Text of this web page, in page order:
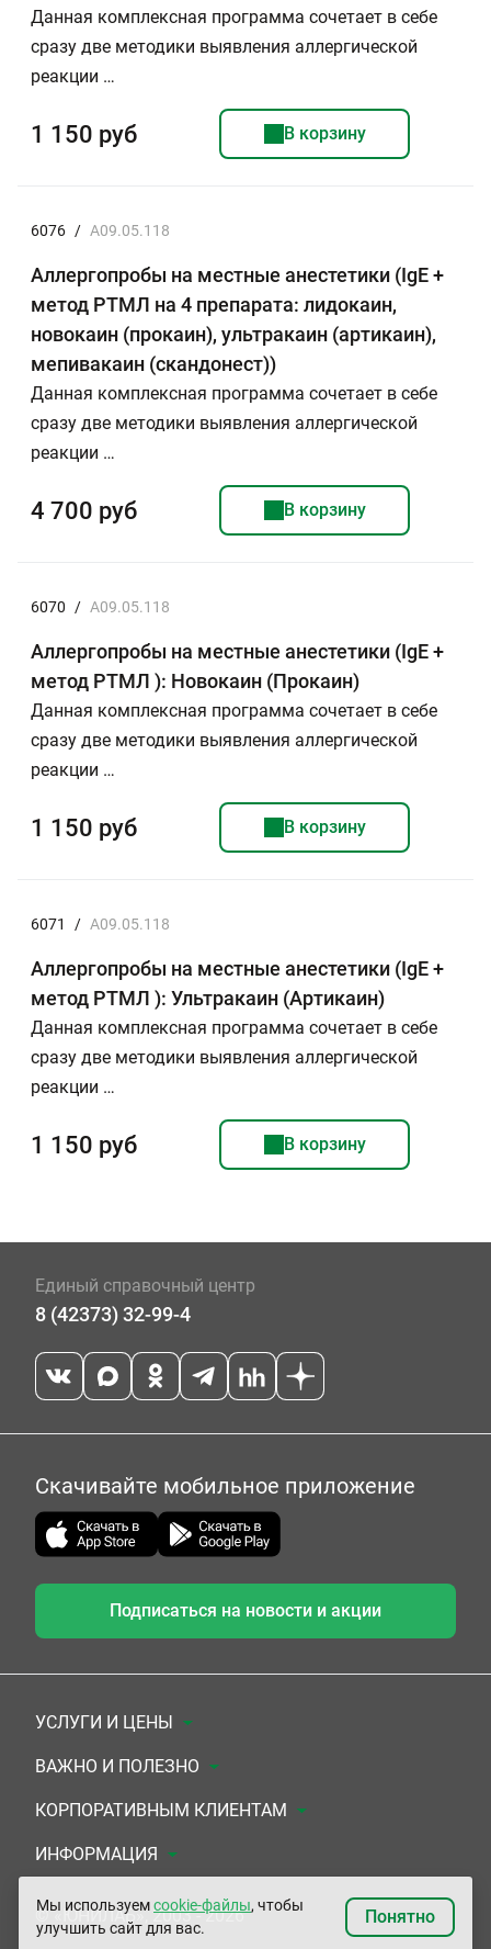
Данная комплексная программа сочетает в себе
сразу две методики выявления аллергической
реакции …
1 150 руб В корзину
6076 / A09.05.118
Аллергопробы на местные анестетики (IgE +
метод РТМЛ на 4 препарата: лидокаин,
новокаин (прокаин), ультракаин (артикаин),
мепивакаин (скандонест))
Данная комплексная программа сочетает в себе
сразу две методики выявления аллергической
реакции …
4 700 руб В корзину
6070 / A09.05.118
Аллергопробы на местные анестетики (IgE +
метод РТМЛ ): Новокаин (Прокаин)
Данная комплексная программа сочетает в себе
сразу две методики выявления аллергической
реакции …
1 150 руб В корзину
6071 / A09.05.118
Аллергопробы на местные анестетики (IgE +
метод РТМЛ ): Ультракаин (Артикаин)
Данная комплексная программа сочетает в себе
сразу две методики выявления аллергической
реакции …
1 150 руб В корзину
Единый справочный центр
8 (42373) 32-99-4
Скачивайте мобильное приложение
Подписаться на новости и акции
УСЛУГИ И ЦЕНЫ
Анализы
Комплексы
УЗИ
ЭКГ/Холтер/СМАД
Приемы врачей
ВАЖНО И ПОЛЕЗНО
Документы для заключения договора
Система скидок
Подарочные сертификаты
Сертификаты на комплексные программы
КОРПОРАТИВНЫМ КЛИЕНТАМ
Медицинским организациям
Прочим организациям
ИНФОРМАЦИЯ
О Компании
Контакты
© «ЮНИЛАБ», 2003 - 2026
Мы используемcookie-файлы, чтобы
улучшить сайт для вас.
Понятно